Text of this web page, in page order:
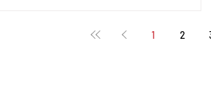
deputada distrital Dra. Jane Klébia,
1 2